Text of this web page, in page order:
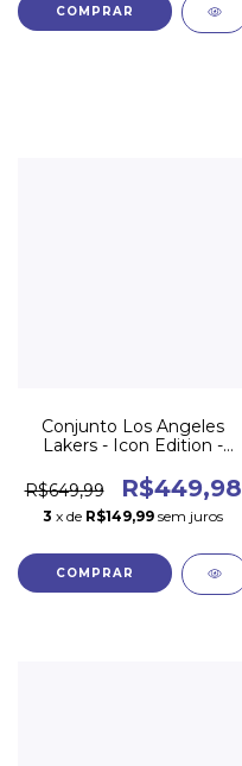
COMPRAR
Conjunto Los Angeles
Lakers - Icon Edition -
R$649,99
R$449,98
3 x de R$149,99 sem juros
COMPRAR